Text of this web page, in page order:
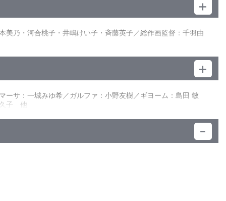
でのマリアの行動によって一か所に集結してしまったイング
アの選んだ行動とは……。
の不在中に村の少女・アンの祖母マーサの容態が悪化したこ
乃・河合桃子・井嶋けい子・斉藤英子／総作画監督：千羽由
利子／コンセプチュアルデザイン：中田栄治／チーフリサー
田清次／音楽：甲田雅人／音楽制作：ランティス・アイウィル
サ：一城みゆ希／ガルファ：小野友樹／ギヨーム：島田 敏
久子 他